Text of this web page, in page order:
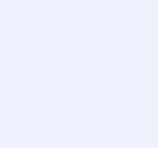
на
відомий своєю
технологіями, які